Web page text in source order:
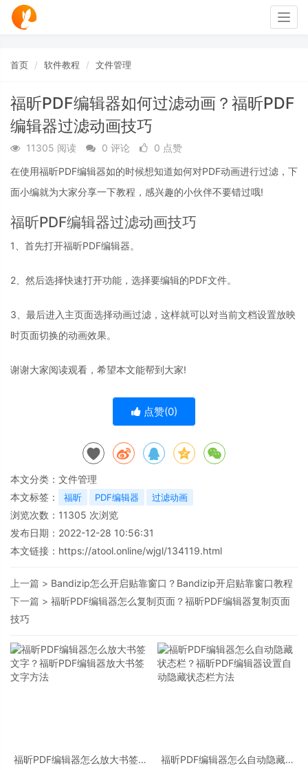
首页 软件教程 文件管理
福昕PDF编辑器如何过滤动画？福昕PDF
编辑器过滤动画技巧
11305 阅读 0 评论
0 点赞
在使用福昕PDF编辑器如的时候想知道如何对PDF动画进行过滤，下
面小编就为大家分享一下教程，感兴趣的小伙伴不要错过哦!
福昕PDF编辑器过滤动画技巧
1、首先打开福昕PDF编辑器。
2、然后选择快速打开功能，选择要编辑的PDF文件。
3、最后进入主页面选择动画过滤，这样就可以对当前文档设置放映
时页面切换的动画效果。
谢谢大家阅读观看，希望本文能帮到大家!
点赞(0)
本文分类： 文件管理
本文标签：
福昕 PDF编辑器 过滤动画
浏览次数： 11305 次浏览
发布日期：2022-12-28 10:56:31
本文链接： https://atool.online/wjgl/134119.html
上一篇 > Bandizip怎么开启贴靠窗口？Bandizip开启贴靠窗口教程
下一篇 > 福昕PDF编辑器怎么复制页面？福昕PDF编辑器复制页面
技巧
福昕PDF编辑器怎么放大书签文
福昕PDF编辑器怎么自动隐藏状